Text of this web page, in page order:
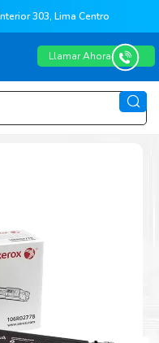
303, Lima Centro
Llamar Ahora